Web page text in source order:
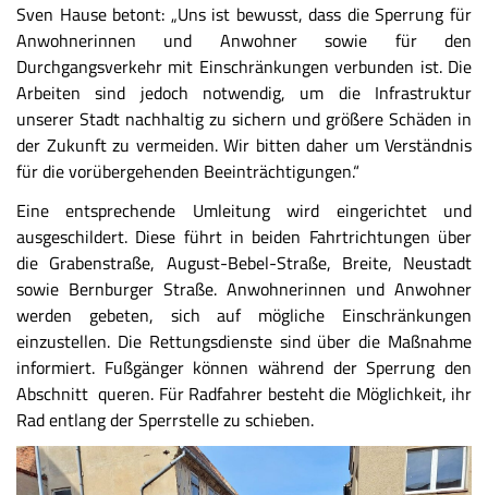
Sven Hause betont: „Uns ist bewusst, dass die Sperrung für
Anwohnerinnen und Anwohner sowie für den
Durchgangsverkehr mit Einschränkungen verbunden ist. Die
Arbeiten sind jedoch notwendig, um die Infrastruktur
unserer Stadt nachhaltig zu sichern und größere Schäden in
der Zukunft zu vermeiden. Wir bitten daher um Verständnis
für die vorübergehenden Beeinträchtigungen.“
Eine entsprechende Umleitung wird eingerichtet und
ausgeschildert. Diese führt in beiden Fahrtrichtungen über
die Grabenstraße, August-Bebel-Straße, Breite, Neustadt
sowie Bernburger Straße. Anwohnerinnen und Anwohner
werden gebeten, sich auf mögliche Einschränkungen
einzustellen. Die Rettungsdienste sind über die Maßnahme
informiert. Fußgänger können während der Sperrung den
Abschnitt queren. Für Radfahrer besteht die Möglichkeit, ihr
Rad entlang der Sperrstelle zu schieben.